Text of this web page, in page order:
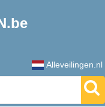
Alleveilingen.nl